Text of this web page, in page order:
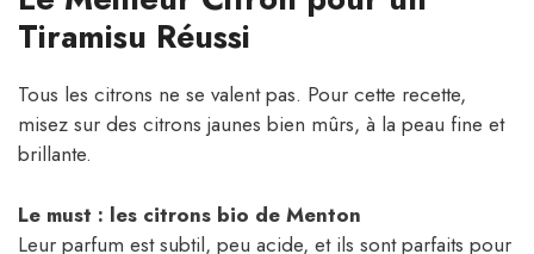
Tiramisu Réussi
Tous les citrons ne se valent pas. Pour cette recette,
misez sur des citrons jaunes bien mûrs, à la peau fine et
brillante.
Le must : les citrons bio de Menton
Leur parfum est subtil, peu acide, et ils sont parfaits pour